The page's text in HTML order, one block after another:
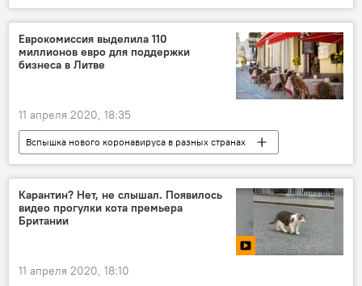
Общество
коронавирус
Литва
карантин
Еврокомиссия выделила 110
миллионов евро для поддержки
бизнеса в Литве
11 апреля 2020, 18:35
Вспышка нового коронавируса в разных странах
Экономика
Литва
бизнес
коронавирус
Еврокомиссия (ЕК)
Карантин? Нет, не слышал. Появилось
видео прогулки кота премьера
Британии
11 апреля 2020, 18:10